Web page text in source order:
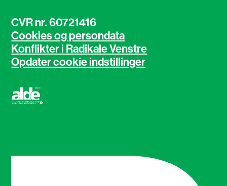
CVR nr. 60721416
Cookies og persondata
Konflikter i Radikale Venstre
Opdater cookie indstillinger